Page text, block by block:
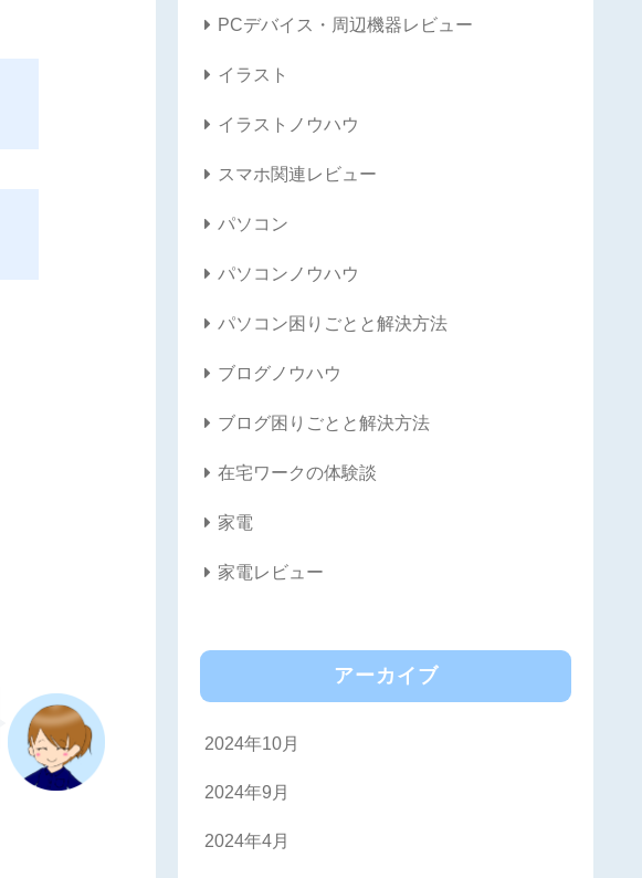
PCデバイス・周辺機器レビュー
イラスト
イラストノウハウ
スマホ関連レビュー
パソコン
パソコンノウハウ
パソコン困りごとと解決方法
ブログノウハウ
ブログ困りごとと解決方法
在宅ワークの体験談
家電
家電レビュー
アーカイブ
2024年10月
2024年9月
2024年4月